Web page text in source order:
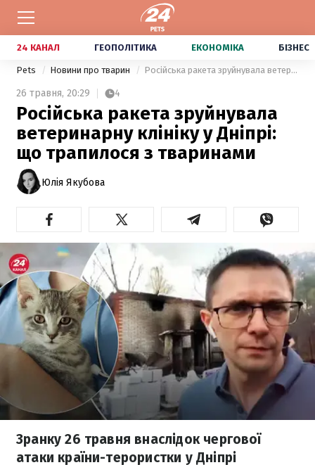
24 КАНАЛ ГЕОПОЛІТИКА ЕКОНОМІКА БІЗНЕС
Pets Новини про тварин Російська ракета зруйнувала ветеринарну клініку у Дніпрі: що трапилося з тваринами
26 травня, 20:29 4
Російська ракета зруйнувала
ветеринарну клініку у Дніпрі:
що трапилося з тваринами
Юлія Якубова
Зранку 26 травня внаслідок чергової
атаки країни-терористки у Дніпрі